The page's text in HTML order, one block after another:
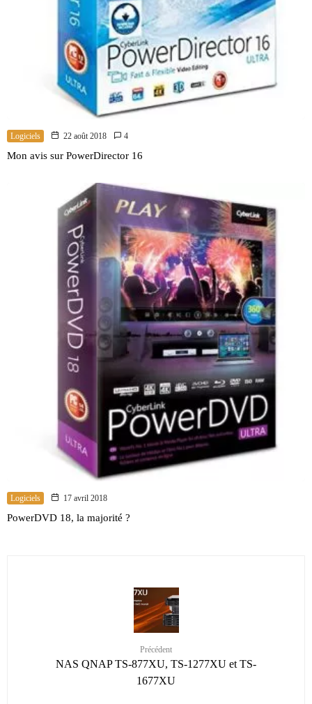
Logiciels 22 août 2018 4
Mon avis sur PowerDirector 16
Logiciels 17 avril 2018
PowerDVD 18, la majorité ?
Précédent
NAS QNAP TS-877XU, TS-1277XU et TS-
1677XU